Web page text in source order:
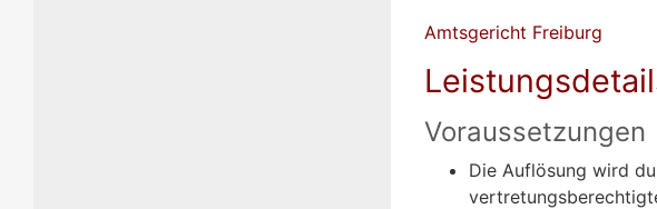
Amtsgericht Freiburg
Voraussetzungen
Die Auflösung wird